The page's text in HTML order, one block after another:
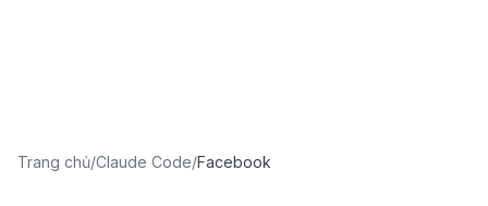
Trang chủ/Claude Code/Facebook